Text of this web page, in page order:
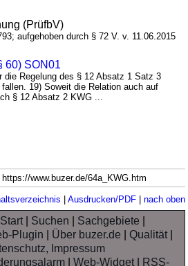
(PrüfbV)
aufgehoben durch § 72 V. v. 11.06.2015
60) SON01
die Regelung des § 12 Absatz 1 Satz 3
fallen. 19) Soweit die Relation auch auf
§ 12 Absatz 2 KWG ...
https://www.buzer.de/64a_KWG.htm
| Ausdrucken/PDF| nach oben
Start| Suchen Sachgebiete
Plugin Über buzer.de |Qualität|
Impressum
|Web-Widget| RSS-